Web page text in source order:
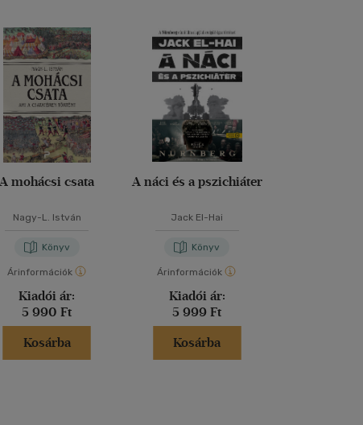
A mohácsi csata
Nagy-L. István
Könyv
Árinformációk
Kiadói ár:
5 990 Ft
Kosárba
A náci és a pszichiáter
Jack El-Hai
Könyv
Árinformációk
Kiadói ár:
5 999 Ft
Kosárba